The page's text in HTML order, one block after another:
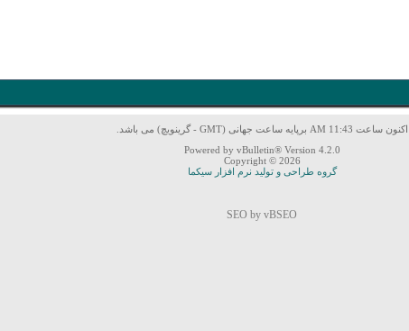
اکنون ساعت 11:43 AM برپایه ساعت جهانی (GMT - گرینویچ) می باشد.
Powered by vBulletin® Version 4.2.0
Copyright © 2026
گروه طراحی و تولید نرم افزار سیکما
SEO by vBSEO